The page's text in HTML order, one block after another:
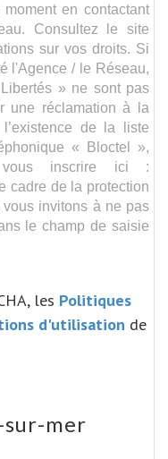
en contactant
Consultez le site
sur vos droits. Si
l'Agence / le Réseau,
» ne sont pas
une réclamation à la
de la liste
« Bloctel »,
inscrire ici :
cadre de la protection
invitons à ne pas
le champ de saisie
les Politiques
d'utilisation de
sur-mer